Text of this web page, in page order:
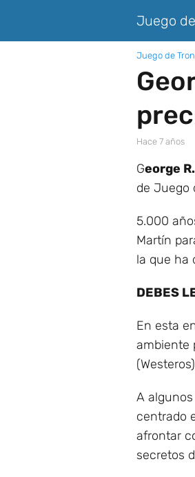
Juego
Juego de
hace 7 años
George
de Juego
5.000
Martín
la que ha
DEBES
En esta
ambiente
A
centrado
afrontar
secretos